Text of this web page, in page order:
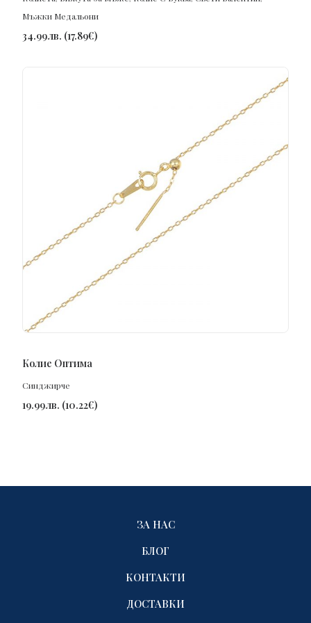
Мъжки Медальони
34.99лв. (17.89€)
Колие Оптима
Синджирче
19.99лв. (10.22€)
ЗА НАС
БЛОГ
КОНТАКТИ
ДОСТАВКИ